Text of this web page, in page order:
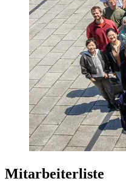
Mitarbeiterliste